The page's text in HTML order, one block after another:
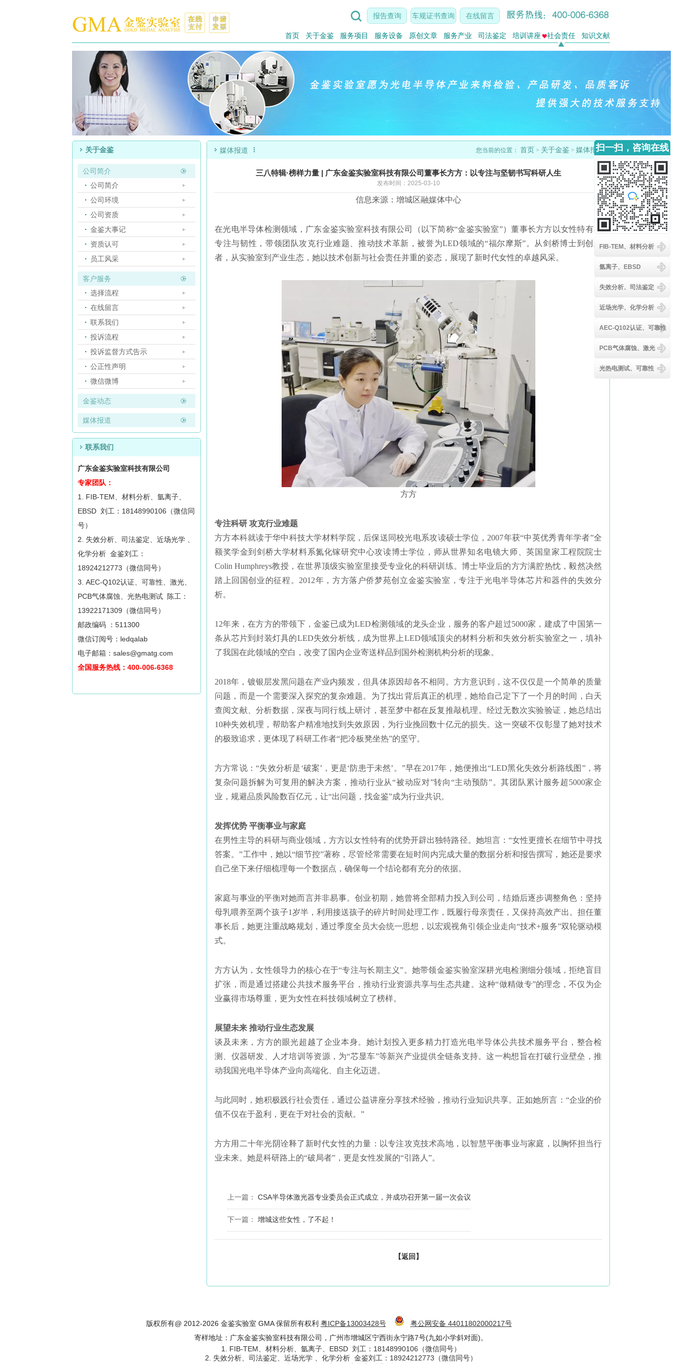
在线留言
车规证书查询
报告查询

首页 关于金鉴 服务项目 服务设备 原创文章 服务产业 司法鉴定 培训讲座 社会责任 知识文献
关于金鉴
公司简介
公司简介
公司环境
公司资质
金鉴大事记
资质认可
员工风采
客户服务
选择流程
在线留言
联系我们
投诉流程
投诉监督方式告示
公正性声明
微信微博
金鉴动态
媒体报道
联系我们
广东金鉴实验室科技有限公司
专家团队：
1. FIB-TEM、材料分析、氩离子、
EBSD 刘工：18148990106（微信同
号）
2. 失效分析、司法鉴定、近场光学 、
化学分析 金鉴刘工：
18924212773（微信同号）
3. AEC-Q102认证、可靠性、激光、
PCB气体腐蚀、光热电测试 陈工：
13922171309（微信同号）
邮政编码 ：511300
微信订阅号：ledqalab
电子邮箱：sales@gmatg.com
全国服务热线：400-006-6368
媒体报道  您当前的位置： 首页 > 关于金鉴 > 媒体报道
三八特辑·榜样力量 | 广东金鉴实验室科技有限公司董事长方方：以专注与坚韧书写科研人生
发布时间：2025-03-10
信息来源：增城区融媒体中心
在光电半导体检测领域，广东金鉴实验室科技有限公司（以下简称“金鉴实验室”）董事长方方以女性特有的
专注与韧性，带领团队攻克行业难题、推动技术革新，被誉为LED领域的“福尔摩斯”。从剑桥博士到创业
者，从实验室到产业生态，她以技术创新与社会责任并重的姿态，展现了新时代女性的卓越风采。
方方
专注科研 攻克行业难题
方方本科就读于华中科技大学材料学院，后保送同校光电系攻读硕士学位，2007年获“中英优秀青年学者”全
额奖学金到剑桥大学材料系氮化镓研究中心攻读博士学位，师从世界知名电镜大师、英国皇家工程院院士
Colin Humphreys教授，在世界顶级实验室里接受专业化的科研训练。博士毕业后的方方满腔热忱，毅然决然
踏上回国创业的征程。2012年，方方落户侨梦苑创立金鉴实验室，专注于光电半导体芯片和器件的失效分
析。
12年来，在方方的带领下，金鉴已成为LED检测领域的龙头企业，服务的客户超过5000家，建成了中国第一
条从芯片到封装灯具的LED失效分析线，成为世界上LED领域顶尖的材料分析和失效分析实验室之一，填补
了我国在此领域的空白，改变了国内企业寄送样品到国外检测机构分析的现象。
2018年，镀银层发黑问题在产业内频发，但具体原因却各不相同。方方意识到，这不仅仅是一个简单的质量
问题，而是一个需要深入探究的复杂难题。为了找出背后真正的机理，她给自己定下了一个月的时间，白天
查阅文献、分析数据，深夜与同行线上研讨，甚至梦中都在反复推敲机理。经过无数次实验验证，她总结出
10种失效机理，帮助客户精准地找到失效原因，为行业挽回数十亿元的损失。这一突破不仅彰显了她对技术
的极致追求，更体现了科研工作者“把冷板凳坐热”的坚守。
方方常说：“失效分析是‘破案’，更是‘防患于未然’。”早在2017年，她便推出“LED黑化失效分析路线图”，将
复杂问题拆解为可复用的解决方案，推动行业从“被动应对”转向“主动预防”。其团队累计服务超5000家企
业，规避品质风险数百亿元，让“出问题，找金鉴”成为行业共识。
发挥优势 平衡事业与家庭
在男性主导的科研与商业领域，方方以女性特有的优势开辟出独特路径。她坦言：“女性更擅长在细节中寻找
答案。”工作中，她以“细节控”著称，尽管经常需要在短时间内完成大量的数据分析和报告撰写，她还是要求
自己坐下来仔细梳理每一个数据点，确保每一个结论都有充分的依据。
家庭与事业的平衡对她而言并非易事。创业初期，她曾将全部精力投入到公司，结婚后逐步调整角色：坚持
母乳喂养至两个孩子1岁半，利用接送孩子的碎片时间处理工作，既履行母亲责任，又保持高效产出。担任董
事长后，她更注重战略规划，通过季度全员大会统一思想，以宏观视角引领企业走向“技术+服务”双轮驱动模
式。
方方认为，女性领导力的核心在于“专注与长期主义”。她带领金鉴实验室深耕光电检测细分领域，拒绝盲目
扩张，而是通过搭建公共技术服务平台，推动行业资源共享与生态共建。这种“做精做专”的理念，不仅为企
业赢得市场尊重，更为女性在科技领域树立了榜样。
展望未来 推动行业生态发展
谈及未来，方方的眼光超越了企业本身。她计划投入更多精力打造光电半导体公共技术服务平台，整合检
测、仪器研发、人才培训等资源，为“芯显车”等新兴产业提供全链条支持。这一构想旨在打破行业壁垒，推
动我国光电半导体产业向高端化、自主化迈进。
与此同时，她积极践行社会责任，通过公益讲座分享技术经验，推动行业知识共享。正如她所言：“企业的价
值不仅在于盈利，更在于对社会的贡献。”
方方用二十年光阴诠释了新时代女性的力量：以专注攻克技术高地，以智慧平衡事业与家庭，以胸怀担当行
业未来。她是科研路上的“破局者”，更是女性发展的“引路人”。
上一篇： CSA半导体激光器专业委员会正式成立，并成功召开第一届一次会议
下一篇： 增城这些女性，了不起！
【返回】
版权所有@ 2012-2026 金鉴实验室 GMA 保留所有权利 粤ICP备13003428号
粤公网安备 44011802000217号
寄样地址：广东金鉴实验室科技有限公司，广州市增城区宁西街永宁路7号(九如小学斜对面)。
1. FIB-TEM、材料分析、氩离子、EBSD 刘工：18148990106（微信同号）
2. 失效分析、司法鉴定、近场光学 、化学分析 金鉴刘工：18924212773（微信同号）
扫一扫，咨询在线
客服
FIB-TEM、材料分析
氩离子、EBSD
失效分析、司法鉴定
近场光学、化学分析
AEC-Q102认证、可靠性
PCB气体腐蚀、激光
光热电测试、可靠性